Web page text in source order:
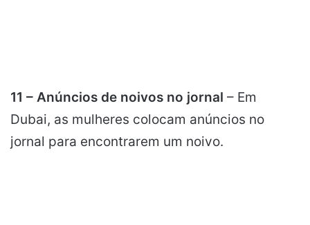
11 – Anúncios de noivos no jornal – Em
Dubai, as mulheres colocam anúncios no
jornal para encontrarem um noivo.